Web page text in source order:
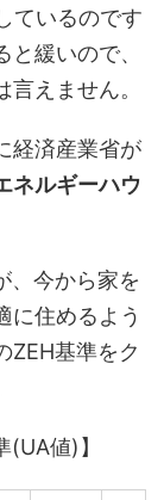
ているのです
緩いので、
えません。
経済産業省が
ネルギーハウ
、今から家を
に住めるよう
ZEH基準をク
(UA値)】